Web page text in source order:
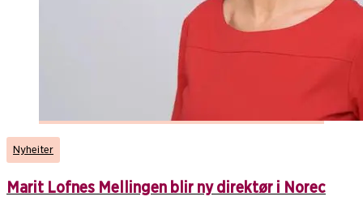
Nyheiter
Marit Lofnes Mellingen blir ny direktør i Norec